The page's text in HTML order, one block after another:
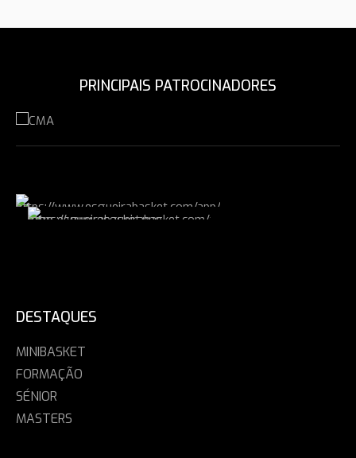
PRINCIPAIS PATROCINADORES
DESTAQUES
MINIBASKET
FORMAÇÃO
SÉNIOR
MASTERS